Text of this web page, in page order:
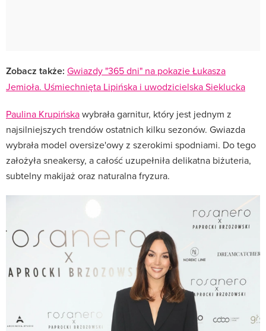
Zobacz także: Gwiazdy "365 dni" na pokazie Łukasza
Jemioła. Uśmiechnięta Lipińska i uwodzicielska Sieklucka
Paulina Krupińskawybrała garnitur, który jest jednym z
najsilniejszych trendów ostatnich kilku sezonów. Gwiazda
wybrała model oversize'owy z szerokimi spodniami. Do tego
założyła sneakersy, a całość uzupełniła delikatna biżuteria,
subtelny makijaż oraz naturalna fryzura.